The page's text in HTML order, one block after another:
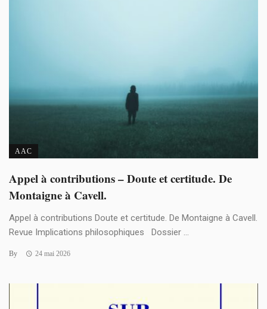
AAC
Appel à contributions – Doute et certitude. De
Montaigne à Cavell.
Appel à contributions Doute et certitude. De Montaigne à Cavell.
Revue Implications philosophiques Dossier ...
By 24 mai 2026